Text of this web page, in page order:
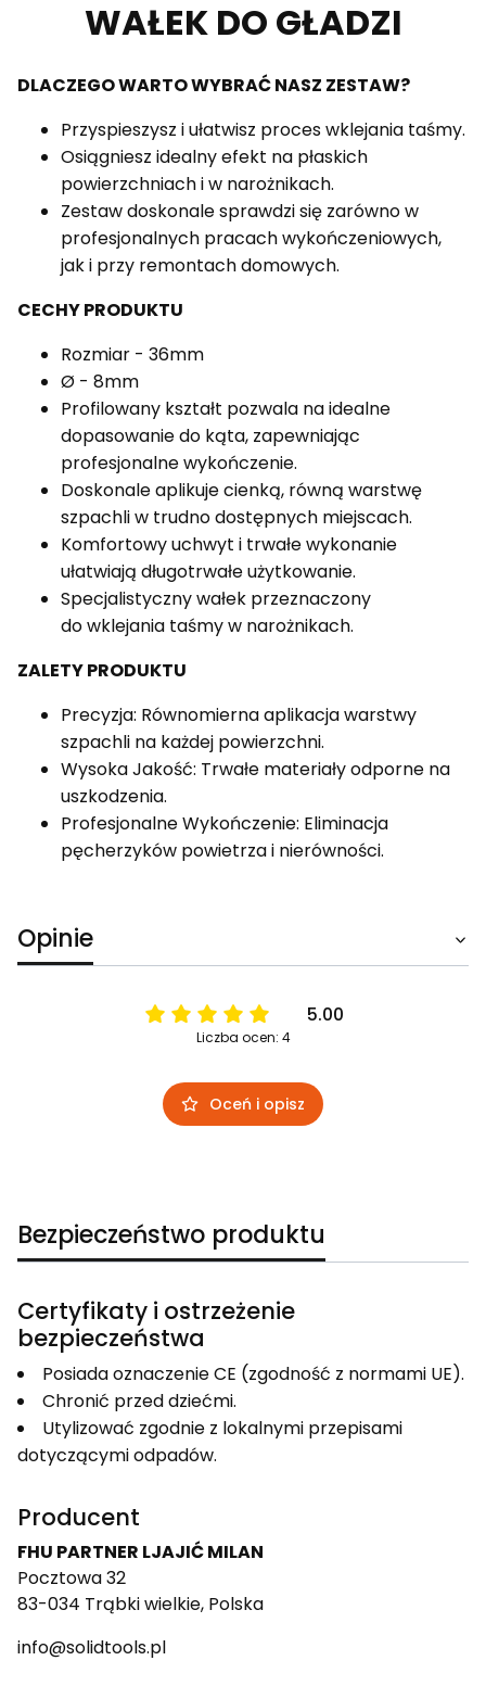
WAŁEK DO GŁADZI
DLACZEGO WARTO WYBRAĆ NASZ ZESTAW?
Przyspieszysz i ułatwisz proces wklejania taśmy.
Osiągniesz idealny efekt na płaskich
powierzchniach i w narożnikach.
Zestaw doskonale sprawdzi się zarówno w
profesjonalnych pracach wykończeniowych,
jak i przy remontach domowych.
CECHY PRODUKTU
Rozmiar - 36mm
Ø - 8mm
Profilowany kształt pozwala na idealne
dopasowanie do kąta, zapewniając
profesjonalne wykończenie.
Doskonale aplikuje cienką, równą warstwę
szpachli w trudno dostępnych miejscach.
Komfortowy uchwyt i trwałe wykonanie
ułatwiają długotrwałe użytkowanie.
Specjalistyczny wałek przeznaczony
do wklejania taśmy w narożnikach.
ZALETY PRODUKTU
Precyzja: Równomierna aplikacja warstwy
szpachli na każdej powierzchni.
Wysoka Jakość: Trwałe materiały odporne na
uszkodzenia.
Profesjonalne Wykończenie: Eliminacja
pęcherzyków powietrza i nierówności.
Opinie
5.00
Liczba ocen: 4
Oceń i opisz
Bezpieczeństwo produktu
Certyfikaty i ostrzeżenie
bezpieczeństwa
Posiada oznaczenie CE (zgodność z normami UE).
Chronić przed dziećmi.
Utylizować zgodnie z lokalnymi przepisami
dotyczącymi odpadów.
Producent
FHU PARTNER LJAJIĆ MILAN
Pocztowa 32
83-034 Trąbki wielkie, Polska
info@solidtools.pl